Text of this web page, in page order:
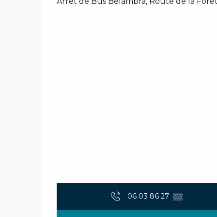
06 03 86 27 ▒▒